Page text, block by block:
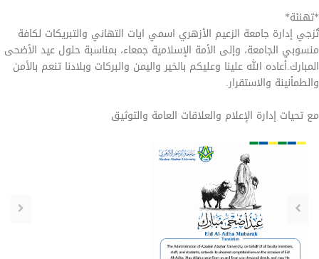
*تهنئة*
تُزجي إدارة جامعة الزعيم الأزهري اسمي ايات التهاني والتبريكات لكافة
منسوبي الجامعة، وإلى الأمة الإسلامية جمعاء، بمناسبة حلول عيد الأضحى
المبارك.أعاده الله علينا وعليكم بالخير واليمن والبركات وبلادنا تنعم بالأمن
والطمأنينة والاستقرار.
مع تحيات إدارة الإعلام والعلاقات العامة والتوثيق